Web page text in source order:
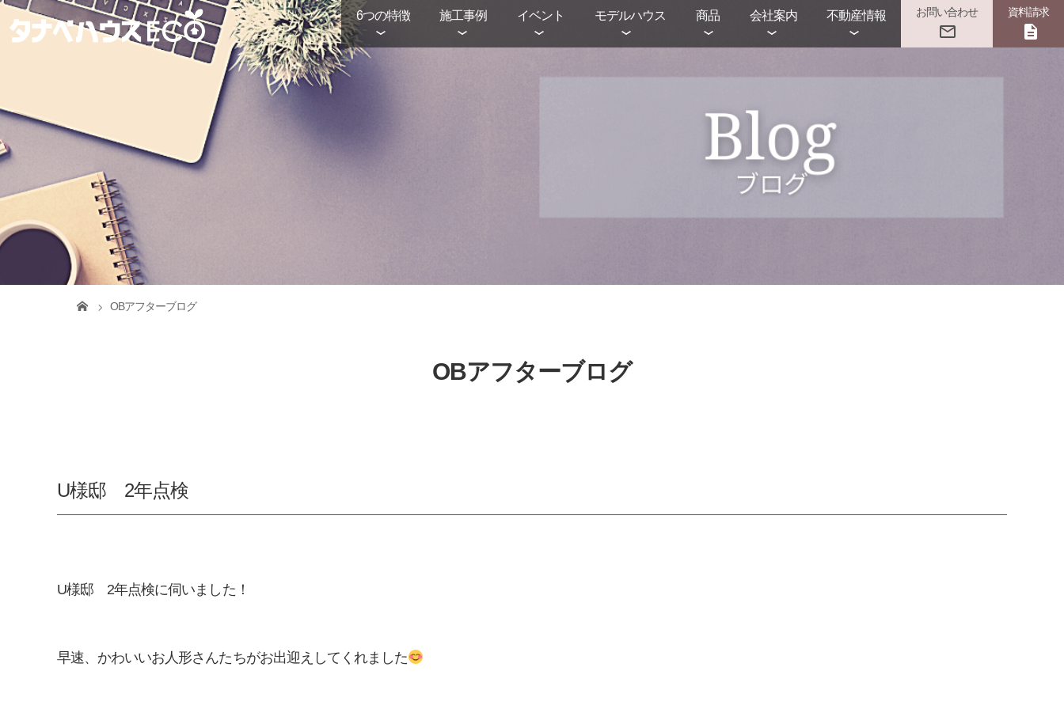
6つの特徴 施工事例 イベント モデルハウス 商品 会社案内 不動産情報 お問い合わせ 資料請求
OBアフターブログ
OBアフターブログ
U様邸 2年点検
U様邸 2年点検に伺いました！
早速、かわいいお人形さんたちがお出迎えしてくれました